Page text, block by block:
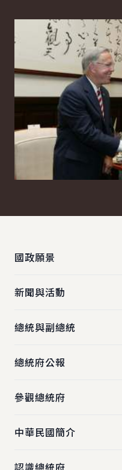
國政願景
新聞與活動
總統與副總統
總統府公報
參觀總統府
中華民國簡介